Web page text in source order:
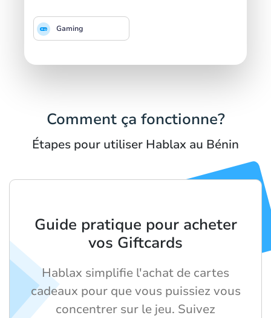
Gaming
Comment ça fonctionne?
Étapes pour utiliser Hablax au Bénin
Guide pratique pour acheter
vos Giftcards
Hablax simplifie l'achat de cartes
cadeaux pour que vous puissiez vous
concentrer sur le jeu. Suivez